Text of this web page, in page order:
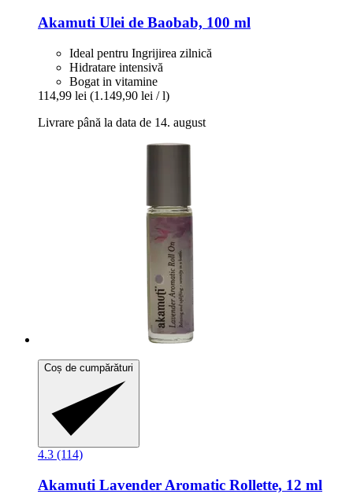
Akamuti Ulei de Baobab, 100 ml
Ideal pentru Ingrijirea zilnică
Hidratare intensivă
Bogat in vitamine
114,99 lei (1.149,90 lei / l)
Livrare până la data de 14. august
Coș de cumpărături
4.3 (114)
Akamuti Lavender Aromatic Rollette, 12 ml